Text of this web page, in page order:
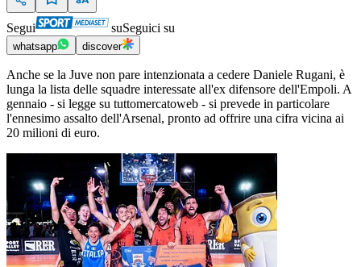
Segui suSeguici su
whatsapp discover
Anche se la Juve non pare intenzionata a cedere Daniele Rugani, è
lunga la lista delle squadre interessate all'ex difensore dell'Empoli. A
gennaio - si legge su tuttomercatoweb - si prevede in particolare
l'ennesimo assalto dell'Arsenal, pronto ad offrire una cifra vicina ai
20 milioni di euro.